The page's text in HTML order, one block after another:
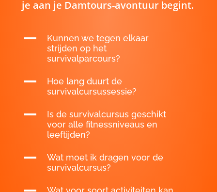
A
Kunnen we tegen elkaar
survivalparcours?
Hoe lang duurt de
survivalcursussessie?
Is de survivalcursus geschikt
leeftijden?
Wat moet ik dragen voor de
Wat voor soort activiteiten kan
Club?